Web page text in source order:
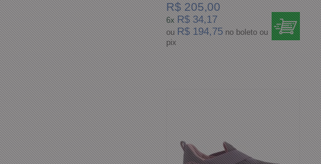
R$ 205,00
6x R$ 34,17
ou R$ 194,75 no boleto ou
pix